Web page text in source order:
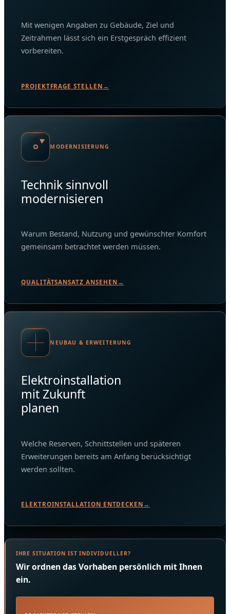
Mit wenigen Angaben zu Gebäude, Ziel und
Zeitrahmen lässt sich ein Erstgespräch effizient
vorbereiten.
PROJEKTFRAGE STELLEN →
MODERNISIERUNG
Technik sinnvoll
modernisieren
Warum Bestand, Nutzung und gewünschter Komfort
gemeinsam betrachtet werden müssen.
QUALITÄTSANSATZ ANSEHEN →
NEUBAU & ERWEITERUNG
Elektroinstallation
mit Zukunft
planen
Welche Reserven, Schnittstellen und späteren
Erweiterungen bereits am Anfang berücksichtigt
werden sollten.
ELEKTROINSTALLATION ENTDECKEN →
IHRE SITUATION IST INDIVIDUELLER?
Wir ordnen das Vorhaben persönlich mit Ihnen
ein.